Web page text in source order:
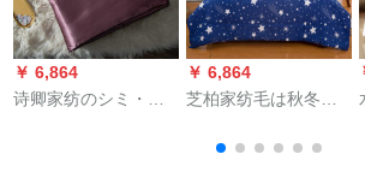
￥ 6,864
诗卿家纺のシミ・シ
￥ 6,864
芝柏家纺毛は秋冬に
たダンベルの布団を